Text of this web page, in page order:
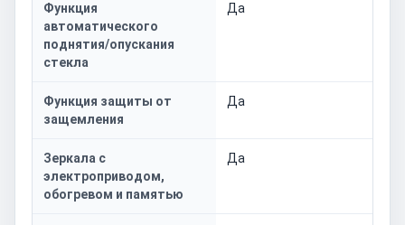
Функция
автоматического
поднятия/опускания
стекла
Да
Функция защиты от
защемления
Да
Зеркала с
электроприводом,
обогревом и памятью
Да